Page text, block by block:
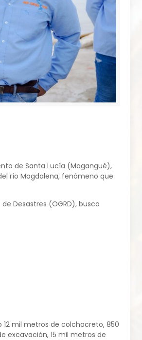
de Santa Lucía (Magangué),
río Magdalena, fenómeno que
Desastres (OGRD), busca
mil metros de colchacreto, 850
excavación, 15 mil metros de